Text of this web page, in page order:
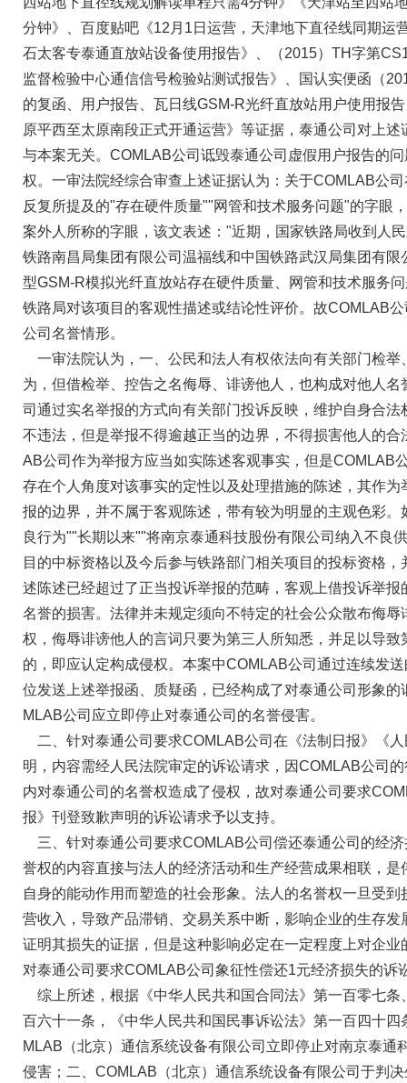
分钟》、百度贴吧《12月1日运营，天津地下直径线同期运
石太客专泰通直放站设备使用报告》、（2015）TH字第
监督检验中心通信信号检验站测试报告》、国认实便函（
的复函、用户报告、瓦日线GSM-R光纤直放站用户使用报
原平西至太原南段正式开通运营》等证据，泰通公司对上
与本案无关。COMLAB公司诋毁泰通公司虚假用户报告的
权。一审法院经综合审查上述证据认为：关于COMLAB公
反复所提及的"存在硬件质量""网管和技术服务问题"的字眼
案外人所称的字眼，该文表述："近期，国家铁路局收到人
铁路南昌局集团有限公司温福线和中国铁路武汉局集团有限
型GSM-R模拟光纤直放站存在硬件质量、网管和技术服务
铁路局对该项目的客观性描述或结论性评价。故COMLAB
公司名誉情形。
一审法院认为，一、公民和法人有权依法向有关部门检举
为，但借检举、控告之名侮辱、诽谤他人，也构成对他人
司通过实名举报的方式向有关部门投诉反映，维护自身合法
不违法，但是举报不得逾越正当的边界，不得损害他人的合
AB公司作为举报方应当如实陈述客观事实，但是COMLAB
存在个人角度对该事实的定性以及处理措施的陈述，其作为
报的边界，并不属于客观陈述，带有较为明显的主观色彩
良行为""长期以来""将南京泰通科技股份有限公司纳入不良
目的中标资格以及今后参与铁路部门相关项目的投标资格
述陈述已经超过了正当投诉举报的范畴，客观上借投诉举报
名誉的损害。法律并未规定须向不特定的社会公众散布侮辱
权，侮辱诽谤他人的言词只要为第三人所知悉，并足以导致
的，即应认定构成侵权。本案中COMLAB公司通过连续发
位发送上述举报函、质疑函，已经构成了对泰通公司形象的
MLAB公司应立即停止对泰通公司的名誉侵害。
二、针对泰通公司要求COMLAB公司在《法制日报》《
明，内容需经人民法院审定的诉讼请求，因COMLAB公司
内对泰通公司的名誉权造成了侵权，故对泰通公司要求
报》刊登致歉声明的诉讼请求予以支持。
三、针对泰通公司要求COMLAB公司偿还泰通公司的经
誉权的内容直接与法人的经济活动和生产经营成果相联，是
自身的能动作用而塑造的社会形象。法人的名誉权一旦受
营收入，导致产品滞销、交易关系中断，影响企业的生存发
证明其损失的证据，但是这种影响必定在一定程度上对企业
对泰通公司要求COMLAB公司象征性偿还1元经济损失的诉
综上所述，根据《中华人民共和国合同法》第一百零七条
百六十一条，《中华人民共和国民事诉讼法》第一百四十四
MLAB（北京）通信系统设备有限公司立即停止对南京泰通
侵害；二、COMLAB（北京）通信系统设备有限公司于判